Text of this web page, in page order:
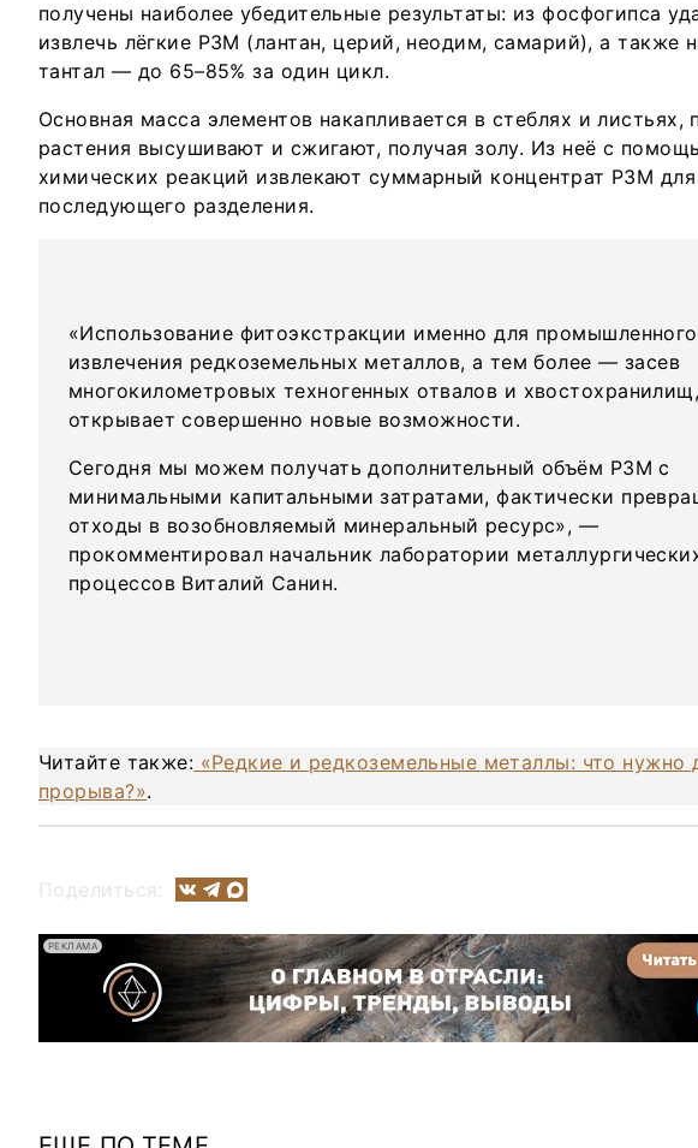
получены наиболее убедительные результаты: из фосфогипса
извлечь лёгкие РЗМ (лантан, церий, неодим, самарий), а также
тантал — до 65–85% за один цикл.
Основная масса элементов накапливается в стеблях и листьях,
растения высушивают и сжигают, получая золу. Из неё с
химических реакций извлекают суммарный концентрат РЗМ для
последующего разделения.
«Использование фитоэкстракции именно для промышленного
извлечения редкоземельных металлов, а тем более — засев
многокилометровых техногенных отвалов и хвостохранилищ,
открывает совершенно новые возможности.
Сегодня мы можем получать дополнительный объём РЗМ с
минимальными капитальными затратами, фактически
отходы в возобновляемый минеральный ресурс», —
прокомментировал начальник лаборатории
процессов Виталий Санин.
Читайте также: «Редкие и редкоземельные металлы: что нужно
прорыва?».
Поделиться:
РЕКЛАМА